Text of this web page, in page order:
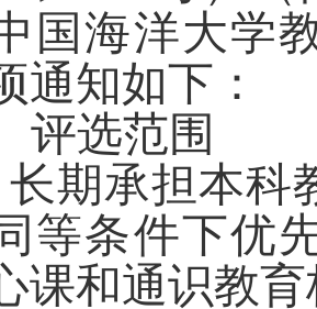
国海洋大学
通知如下：
评选范围
长期承担本科
等条件下优
课和通识教